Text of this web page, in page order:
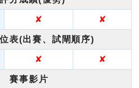
✘ ✘
表(出賽、試閘順序)
✘ ✘
賽事影片